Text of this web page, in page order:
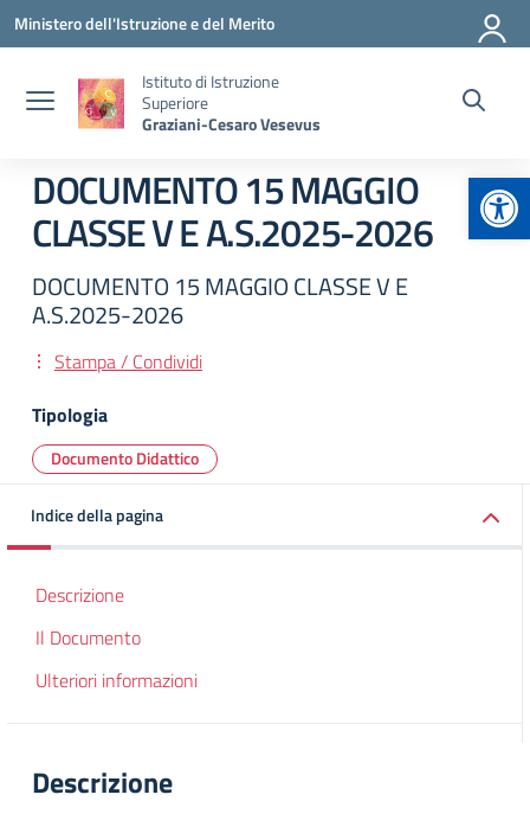
Vai ai contenuti
Vai al menu di navigazione
Vai al footer
Ministero dell'Istruzione e del Merito
Istituto di Istruzione
Superiore
Graziani-Cesaro Vesevus
DOCUMENTO 15 MAGGIO
CLASSE V E A.S.2025-2026
DOCUMENTO 15 MAGGIO CLASSE V E
A.S.2025-2026
Stampa / Condividi
Tipologia
Documento Didattico
Indice della pagina
Descrizione
Il Documento
Ulteriori informazioni
Descrizione